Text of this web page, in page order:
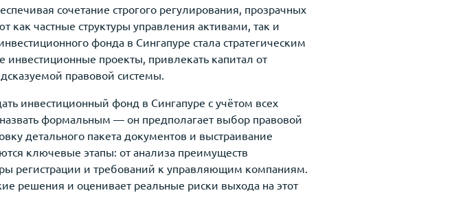
сочетание строгого регулирования, прозрачных
как частные структуры управления активами, так и
фонда в Сингапуре стала стратегическим
проекты, привлекать капитал от
правовой системы.
инвестиционный фонд в Сингапуре с учётом всех
формальным — он предполагает выбор правовой
детального пакета документов и выстраивание
ключевые этапы: от анализа преимуществ
регистрации и требований к управляющим компаниям.
решения и оценивает реальные риски выхода на этот